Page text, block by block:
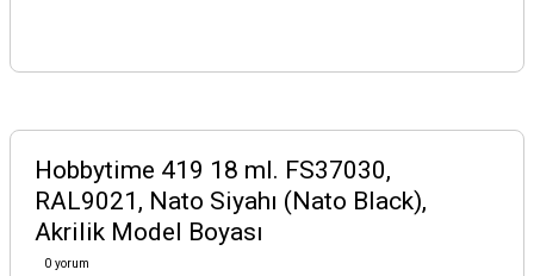
Hobbytime 419 18 ml. FS37030,
RAL9021, Nato Siyahı (Nato Black),
Akrilik Model Boyası
0 yorum